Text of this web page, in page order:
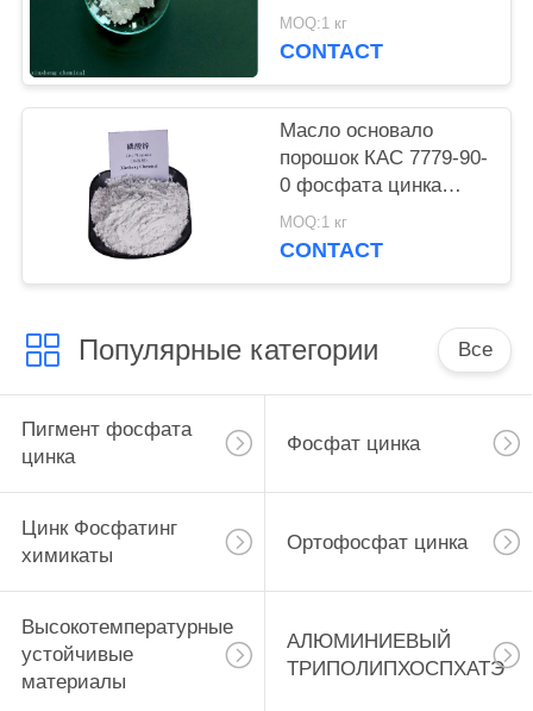
фосфорной кислоты
анти- въедливая для
MOQ:1 кг
CONTACT
Масло основало
порошок КАС 7779-90-
0 фосфата цинка
краски для корабля и
стальные структуры
MOQ:1 кг
CONTACT
Популярные категории Все
Пигмент фосфата
цинка
Фосфат цинка
Цинк Фосфатинг
химикаты
Ортофосфат цинка
Высокотемпературные
устойчивые
материалы
АЛЮМИНИЕВЫЙ
ТРИПОЛИПХОСПХАТЭ